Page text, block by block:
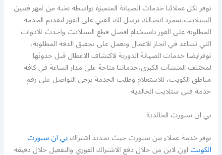
نوفر لكل عملائنا خدمات الصيانة المتميزة بواسطة نخبة من امهر فنيين
الستلايت،بمجرد اتصالك نرسل لك الفني على الفور لتقديم الخدمة
المطلوبة على الفور باستخدام افضل قطع الستلايت واحدث الادوات
التي تساعد في انجاز الاعمال وتعمل على تحقيق الدقة المطلوبة،
نوفرايضا خدمات الصيانة الدورية لاكتشاف الاعطال قبل حدوثها
لمختلف المنشآت الكبرى،خدماتنا متاحة على مدار الساعة في كافة
مناطق الكويت، للاستعلام وطلب الخدمة يرجى التواصل على رقم
خدمة فني ستلايت الخالدية .
بي ان سبورت الخالدية
نوفر خدمة عملاء بين سبورت حيث تجديد اشتراكبي ان سبورت
الكويتاون لاين من خلال دفع الاشتراك الفوري والتفعيل خلال دقيقة